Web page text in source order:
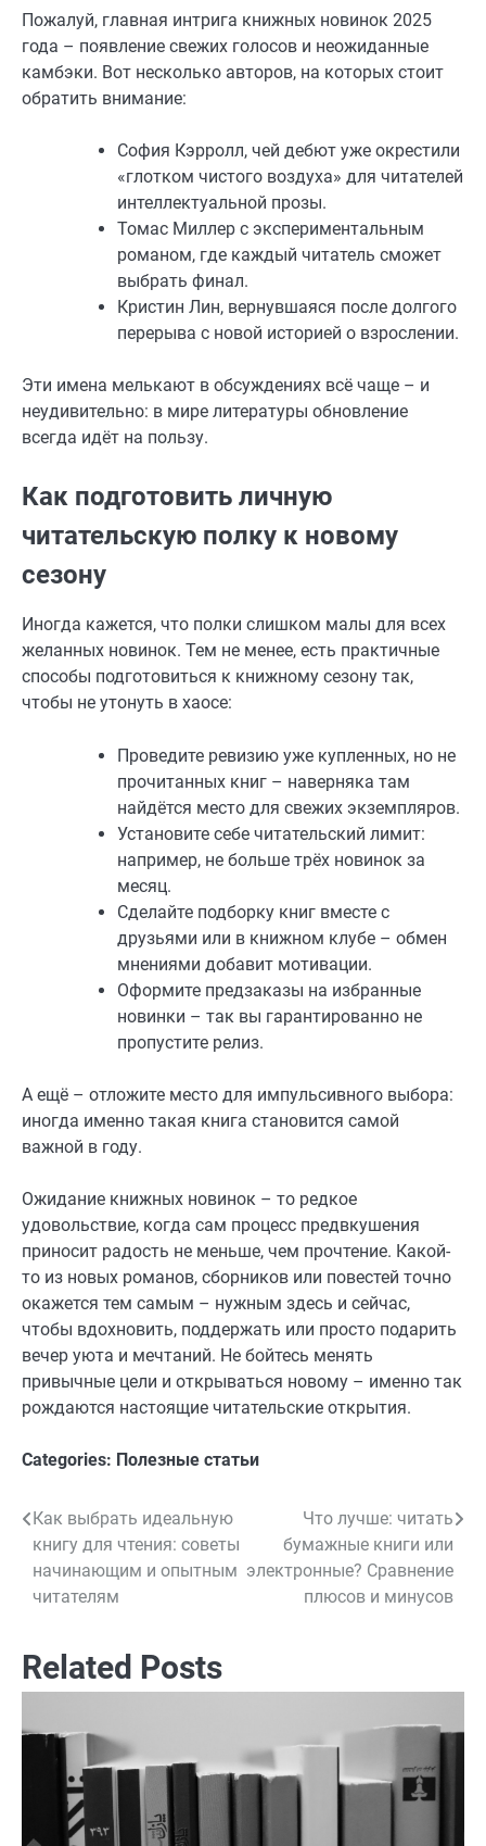
Пожалуй, главная интрига книжных новинок 2025
года – появление свежих голосов и неожиданные
камбэки. Вот несколько авторов, на которых стоит
обратить внимание:
София Кэрролл, чей дебют уже окрестили
«глотком чистого воздуха» для читателей
интеллектуальной прозы.
Томас Миллер с экспериментальным
романом, где каждый читатель сможет
выбрать финал.
Кристин Лин, вернувшаяся после долгого
перерыва с новой историей о взрослении.
Эти имена мелькают в обсуждениях всё чаще – и
неудивительно: в мире литературы обновление
всегда идёт на пользу.
Как подготовить личную
читательскую полку к новому
сезону
Иногда кажется, что полки слишком малы для всех
желанных новинок. Тем не менее, есть практичные
способы подготовиться к книжному сезону так,
чтобы не утонуть в хаосе:
Проведите ревизию уже купленных, но не
прочитанных книг – наверняка там
найдётся место для свежих экземпляров.
Установите себе читательский лимит:
например, не больше трёх новинок за
месяц.
Сделайте подборку книг вместе с
друзьями или в книжном клубе – обмен
мнениями добавит мотивации.
Оформите предзаказы на избранные
новинки – так вы гарантированно не
пропустите релиз.
А ещё – отложите место для импульсивного выбора:
иногда именно такая книга становится самой
важной в году.
Ожидание книжных новинок – то редкое
удовольствие, когда сам процесс предвкушения
приносит радость не меньше, чем прочтение. Какой-
то из новых романов, сборников или повестей точно
окажется тем самым – нужным здесь и сейчас,
чтобы вдохновить, поддержать или просто подарить
вечер уюта и мечтаний. Не бойтесь менять
привычные цели и открываться новому – именно так
рождаются настоящие читательские открытия.
Categories: Полезные статьи
Навигация
по
записям
Как выбрать идеальную
книгу для чтения: советы
начинающим и опытным
читателям
Что лучше: читать
бумажные книги или
электронные? Сравнение
плюсов и минусов
Related Posts